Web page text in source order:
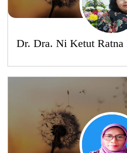
Dr. Dra. Ni Ketut